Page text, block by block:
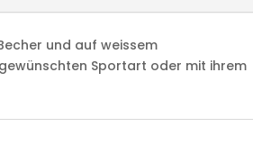
und auf weissem
Sportart oder mit ihrem